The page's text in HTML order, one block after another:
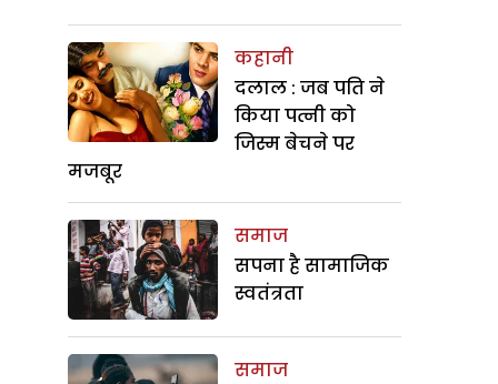
कहानी
दलाल : जब पति ने
किया पत्नी को
जिस्म बेचने पर
मजबूर
समाज
सपना है सामाजिक
स्वतंत्रता
समाज